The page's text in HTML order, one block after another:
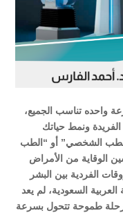
واحده تناسب الجميع،
ونمط حياتك
الشخصي” أو “الطب
الوقاية من الأمراض
الفردية بين البشر
السعودية، لم يعد
طموحة تتحول بسرعة